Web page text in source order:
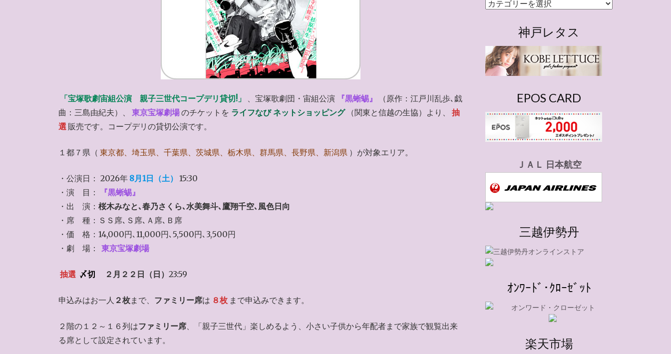
「宝塚歌劇宙組公演 親子三世代コープデリ貸切!」 、宝塚歌劇団・宙組公演 『黒蜥蜴』
（原作：江戸川乱歩､戯
曲：三島由紀夫）、
東京宝塚劇場のチケットを ライフなび ネットショッピング （関東と信越の生協）より、
抽
選 販売です。コープデリの貸切公演です。
１都７県（ 東京都、埼玉県、千葉県、茨城県、栃木県、群馬県、長野県、新潟県 ）が対象エリア。
・公演日： 2026年 8月1日（土）
15:30
・演 目：
『黒蜥蜴』
・出 演： 桜木みなと､春乃さくら､水美舞斗､鷹翔千空､風色日向
・席 種：ＳＳ席､Ｓ席､Ａ席､Ｂ席
・価 格：14,000円､11,000円､5,500円､3,500円
・劇 場：
東京宝塚劇場
抽選 〆切 ２月２２日（日） 23:59
申込みはお一人 ２枚まで、 ファミリー席は ８枚 まで申込みできます。
２階の１２～１６列はファミリー席、「親子三世代」楽しめるよう、小さい子供から年配者まで家族で観覧出来
る席として設定されています。
カ
ー
神戸レタス
EPOS CARD
ＪＡＬ 日本航空
三越伊勢丹
ｵﾝﾜｰﾄﾞ･ｸﾛｰｾﾞｯﾄ
楽天市場